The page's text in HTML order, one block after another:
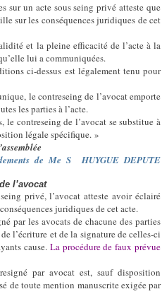
sur un acte sous seing privé atteste que
sur les conséquences juridiques de cet
et la pleine efficacité de l’acte à la
lui a communiquées.
ci-dessus est légalement tenu pour
le contreseing de l’avocat emporte
les parties à l’acte.
le contreseing de l’avocat se substitue à
légale spécifique.»
de Me S HUYGUE DEPUTE
l’avocat
privé, l’avocat atteste avoir éclairé
juridiques de cet acte.
par les avocats de chacune des parties
l’écriture et de la signature de celles-ci
cause. La procédure de faux prévue
par avocat est, sauf disposition
de toute mention manuscrite exigée par